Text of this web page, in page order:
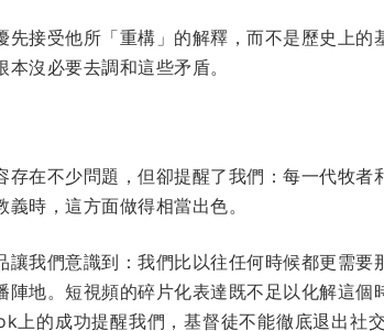
先接受他所「重構」的解釋，而不是歷史上
沒必要去調和這些矛盾。
存在不少問題，但卻提醒了我們：每一代牧
時，這方面做得相當出色。
讓我們意識到：我們比以往任何時候都更需
陣地。短視頻的碎片化表達既不足以化解這
上的成功提醒我們，基督徒不能徹底退出社